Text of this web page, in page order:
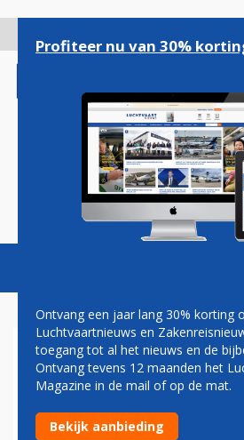
gaan
Magazine Podcasts
'HOTELKETEN
AANDEEL IN AIR
KLM'
Profiteer nu van 30%
Ontvang een jaar lang 30% korting
Luchtvaartnieuws en
toegang tot al het nieuws en de
Ontvang tevens 12 maanden het
Magazine in de mail of op de mat.
Bekijk aanbieding